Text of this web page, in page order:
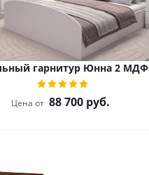
гарнитур Юнна 2 МДФ
Цена от 88 700 руб.